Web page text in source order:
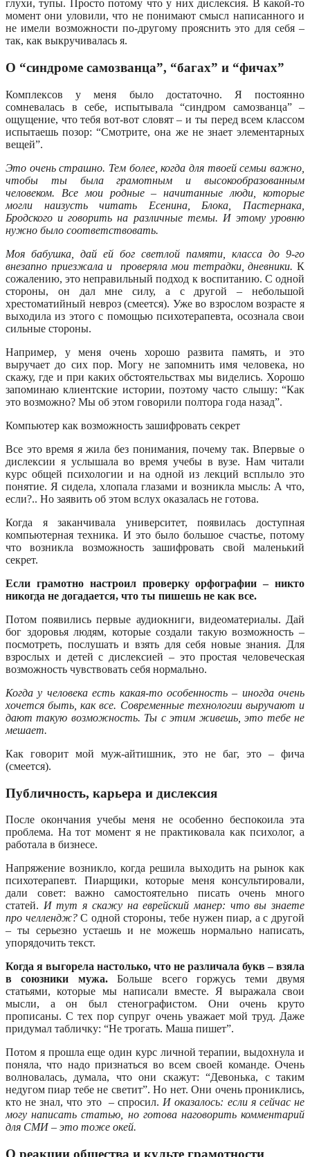
глухи, тупы. Просто потому что у них дислексия. В какой-то
момент они уловили, что не понимают смысл написанного и
не имели возможности по-другому прояснить это для себя –
так, как выкручивалась я.
О “синдроме самозванца”, “багах” и “фичах”
Комплексов у меня было достаточно. Я постоянно
сомневалась в себе, испытывала “синдром самозванца” –
ощущение, что тебя вот-вот словят – и ты перед всем классом
испытаешь позор: “Смотрите, она же не знает элементарных
вещей”.
Это очень страшно. Тем более, когда для твоей семьи важно,
чтобы ты была грамотным и высокообразованным
человеком. Все мои родные – начитанные люди, которые
могли наизусть читать Есенина, Блока, Пастернака,
Бродского и говорить на различные темы. И этому уровню
нужно было соответствовать.
Моя бабушка, дай ей бог светлой памяти, класса до 9-го
внезапно приезжала и проверяла мои тетрадки, дневники. К
сожалению, это неправильный подход к воспитанию. С одной
стороны, он дал мне силу, а с другой – небольшой
хрестоматийный невроз (смеется). Уже во взрослом возрасте я
выходила из этого с помощью психотерапевта, осознала свои
сильные стороны.
Например, у меня очень хорошо развита память, и это
выручает до сих пор. Могу не запомнить имя человека, но
скажу, где и при каких обстоятельствах мы виделись. Хорошо
запоминаю клиентские истории, поэтому часто слышу: “Как
это возможно? Мы об этом говорили полтора года назад”.
Компьютер как возможность зашифровать секрет
Все это время я жила без понимания, почему так. Впервые о
дислексии я услышала во время учебы в вузе. Нам читали
курс общей психологии и на одной из лекций всплыло это
понятие. Я сидела, хлопала глазами и возникла мысль: А что,
если?.. Но заявить об этом вслух оказалась не готова.
Когда я заканчивала университет, появилась доступная
компьютерная техника. И это было большое счастье, потому
что возникла возможность зашифровать свой маленький
секрет.
Если грамотно настроил проверку орфографии – никто
никогда не догадается, что ты пишешь не как все.
Потом появились первые аудиокниги, видеоматериалы. Дай
бог здоровья людям, которые создали такую возможность –
посмотреть, послушать и взять для себя новые знания. Для
взрослых и детей с дислексией – это простая человеческая
возможность чувствовать себя нормально.
Когда у человека есть какая-то особенность – иногда очень
хочется быть, как все. Современные технологии выручают и
дают такую возможность. Ты с этим живешь, это тебе не
мешает.
Как говорит мой муж-айтишник, это не баг, это – фича
(смеется).
Публичность, карьера и дислексия
После окончания учебы меня не особенно беспокоила эта
проблема. На тот момент я не практиковала как психолог, а
работала в бизнесе.
Напряжение возникло, когда решила выходить на рынок как
психотерапевт. Пиарщики, которые меня консультировали,
дали совет: важно самостоятельно писать очень много
статей. И тут я скажу на еврейский манер: что вы знаете
про челлендж? С одной стороны, тебе нужен пиар, а с другой
– ты серьезно устаешь и не можешь нормально написать,
упорядочить текст.
Когда я выгорела настолько, что не различала букв – взяла
в союзники мужа.Больше всего горжусь теми двумя
статьями, которые мы написали вместе. Я выражала свои
мысли, а он был стенографистом. Они очень круто
прописаны. С тех пор супруг очень уважает мой труд. Даже
придумал табличку: “Не трогать. Маша пишет”.
Потом я прошла еще один курс личной терапии, выдохнула и
поняла, что надо признаться во всем своей команде. Очень
волновалась, думала, что они скажут: “Девонька, с таким
недугом пиар тебе не светит”. Но нет. Они очень прониклись,
кто не знал, что это – спросил. И оказалось: если я сейчас не
могу написать статью, но готова наговорить комментарий
для СМИ – это тоже окей.
О реакции общества и культе грамотности